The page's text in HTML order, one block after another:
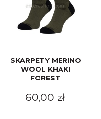
SKARPETY MERINO
WOOL KHAKI
FOREST
60,00 zł